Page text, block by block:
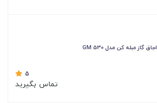
اجاق گاز مبله کن مدل GM 530
5
تماس بگیرید